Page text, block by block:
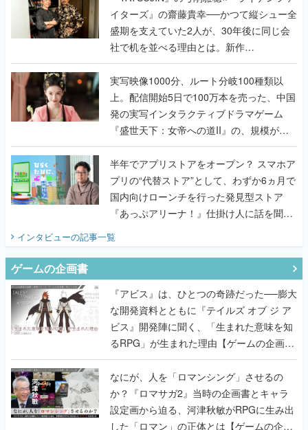
イターズ』の齋藤貴幸──かつて縦シュー全
盛期を支えていた2人が、30年後に同じ会
社で机を並べる理由とは。新作
『TATSUJIN EXTREME』で初タッグを組
んだレジェンド2人に訊く開発秘話
実写映像1000分、ルート分岐100種類以
上。配信開始5日で100万本を売った、中国
発の実写インタラクティブドラマゲーム
『盛世天下：女帝への道II』の、規模が違
うこだわりをプロデューサーに聞いた
半年でアプリストアをオープン？ スマホア
プリの“代替ストア”として、わずか6ヵ月で
国内向けローンチを行った発見型ストア
『あっぷアリーナ！』仕掛け人に話を聞い
インタビューの記事一覧
ゲームの企画書
『アビス』は、ひとつの奇跡だった──膨大
な開発資料とともに『テイルズ オブ ジ ア
ビス』開発陣に聞く、「生まれた意味を知
るRPG」が生まれた理由【ゲームの企画
書】
なにが、人を「ロマンシング」させるの
か？『ロマサガ2』当時の企画書とキャラ
設定画から迫る、河津秋敏がRPGに生み出
した「ロマン」の正体とは【ゲームの企画